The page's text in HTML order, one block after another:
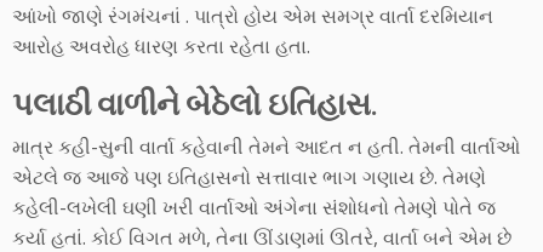
આંખો જાણે રંગમંચનાં . પાત્રો હોય એમ સમગ્ર વાર્તા દરમિયાન
આરોહ અવરોહ ધારણ કરતા રહેતા હતા.
પલાઠી વાળીને બેઠેલો ઇતિહાસ.
માત્ર કહી-સુની વાર્તા કહેવાની તેમને આદત ન હતી. તેમની વાર્તાઓ
એટલે જ આજે પણ ઇતિહાસનો સત્તાવાર ભાગ ગણાય છે. તેમણે
કહેલી-લખેલી ઘણી ખરી વાર્તાઓ અંગેના સંશોધનો તેમણે પોતે જ
કર્યા હતાં. કોઈ વિગત મળે, તેના ઊંડાણમાં ઊતરે, વાર્તા બને એમ છે